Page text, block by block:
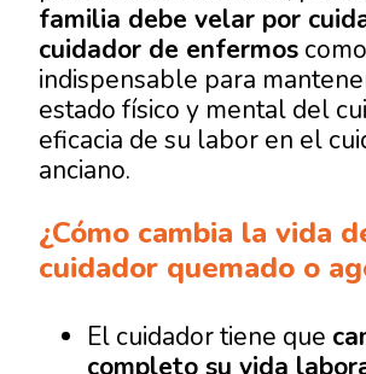
familia debe velar por
cuidador de enfermos
indispensable para
estado físico y mental del
eficacia de su labor en el
anciano.
¿Cómo cambia la vida
cuidador quemado o
El cuidador tiene que
completo su vida